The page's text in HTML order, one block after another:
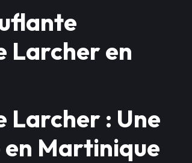
Larcher en
Larcher : Une
Martinique